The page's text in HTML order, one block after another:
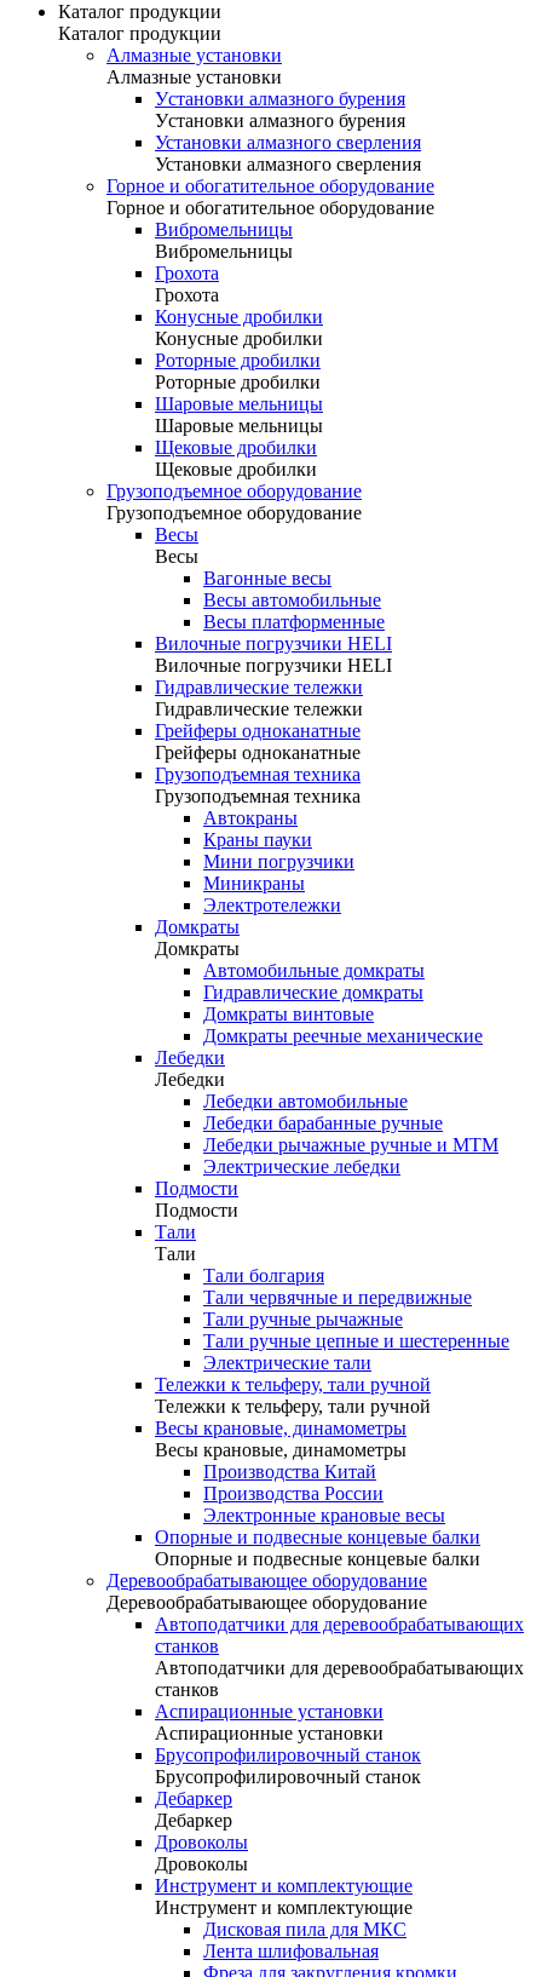
Каталог продукции
Каталог продукции
Алмазные установки
Алмазные установки
Уcтановки алмазного бурения
Уcтановки алмазного бурения
Установки алмазного сверления
Установки алмазного сверления
Горное и обогатительное оборудование
Горное и обогатительное оборудование
Вибромельницы
Вибромельницы
Грохота
Грохота
Конусные дробилки
Конусные дробилки
Роторные дробилки
Роторные дробилки
Шаровые мельницы
Шаровые мельницы
Щековые дробилки
Щековые дробилки
Грузоподъемное оборудование
Грузоподъемное оборудование
Весы
Весы
Вагонные весы
Весы автомобильные
Весы платформенные
Вилочные погрузчики HELI
Вилочные погрузчики HELI
Гидравлические тележки
Гидравлические тележки
Грейферы одноканатные
Грейферы одноканатные
Грузоподъемная техника
Грузоподъемная техника
Автокраны
Краны пауки
Мини погрузчики
Миникраны
Электротележки
Домкраты
Домкраты
Автомобильные домкраты
Гидравлические домкраты
Домкраты винтовые
Домкраты реечные механические
Лебедки
Лебедки
Лебедки автомобильные
Лебедки барабанные ручные
Лебедки рычажные ручные и МТМ
Электрические лебедки
Подмости
Подмости
Тали
Тали
Тали болгария
Тали червячные и передвижные
Тали ручные рычажные
Тали ручные цепные и шестеренные
Электрические тали
Тележки к тельферу, тали ручной
Тележки к тельферу, тали ручной
Весы крановые, динамометры
Весы крановые, динамометры
Производства Китай
Производства России
Электронные крановые весы
Опорные и подвесные концевые балки
Опорные и подвесные концевые балки
Деревообрабатывающее оборудование
Деревообрабатывающее оборудование
Автоподатчики для деревообрабатывающих
станков
Автоподатчики для деревообрабатывающих
станков
Аспирационные установки
Аспирационные установки
Брусопрофилировочный станок
Брусопрофилировочный станок
Дебаркер
Дебаркер
Дровоколы
Дровоколы
Инструмент и комплектующие
Инструмент и комплектующие
Дисковая пила для МКС
Лента шлифовальная
Фреза для закругления кромки